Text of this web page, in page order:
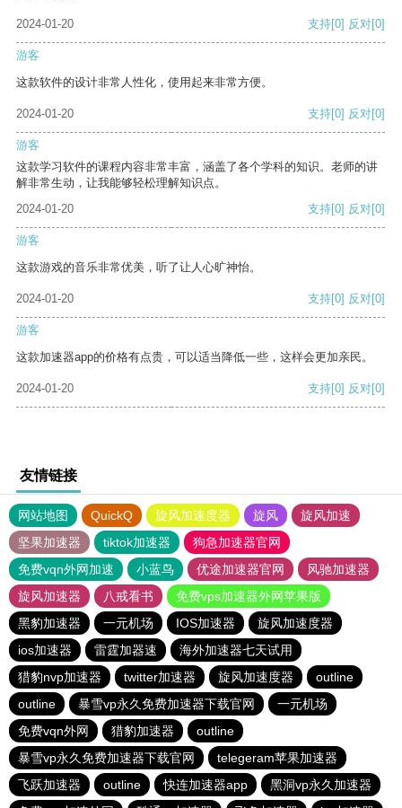
2024-01-20 支持[0] 反对[0]
游客
这款软件的设计非常人性化，使用起来非常方便。
2024-01-20 支持[0] 反对[0]
游客
这款学习软件的课程内容非常丰富，涵盖了各个学科的知识。老师的讲
解非常生动，让我能够轻松理解知识点。
2024-01-20
支持[0] 反对[0]
游客
这款游戏的音乐非常优美，听了让人心旷神怡。
2024-01-20 支持[0] 反对[0]
游客
这款加速器app的价格有点贵，可以适当降低一些，这样会更加亲民。
2024-01-20 支持[0] 反对[0]
友情链接
网站地图 QuickQ 旋风加速度器 旋风
旋风加速
坚果加速器
tiktok加速器
狗急加速器官网
免费vqn外网加速
小蓝鸟 优途加速器官网
风驰加速器
旋风加速器
八戒看书
免费vps加速器外网苹果版
黑豹加速器
一元机场 IOS加速器
旋风加速度器
ios加速器
雷霆加器速
海外加速器七天试用
猎豹nvp加速器
twitter加速器 旋风加速度器
outline
outline
暴雪vp永久免费加速器下载官网
一元机场
免费vqn外网
猎豹加速器
outline
暴雪vp永久免费加速器下载官网
telegeram苹果加速器
飞跃加速器
outline 快连加速器app
黑洞vp永久加速器